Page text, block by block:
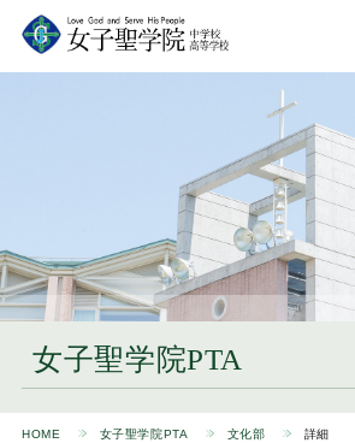
女子聖学院PTA
HOME 女子聖学院PTA 文化部 詳細